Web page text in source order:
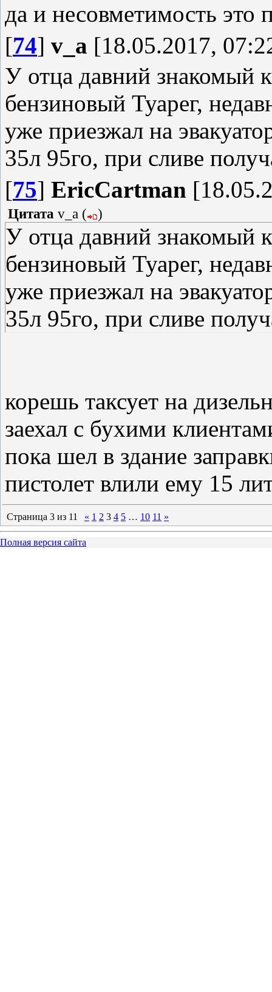
да и несовметимость это
[74] v_a [18.05.2017,
У отца давний знакомый
бензиновый Туарег,
уже приезжал на
35л 95го, при сливе
[75] EricCartman
Цитата v_a ( )
У отца давний знакомый
бензиновый Туарег,
уже приезжал на
35л 95го, при сливе
корешь таксует на
заехал с бухими
пока шел в здание
пистолет влили ему 15
Страница 3 из 11 « 1 2 3 4 5 … 10 11 »
Полная версия сайта